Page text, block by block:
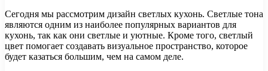
Сегодня мы рассмотрим дизайн светлых кухонь. Светлые тона
являются одним из наиболее популярных вариантов для
кухонь, так как они светлые и уютные. Кроме того, светлый
цвет помогает создавать визуальное пространство, которое
будет казаться большим, чем на самом деле.